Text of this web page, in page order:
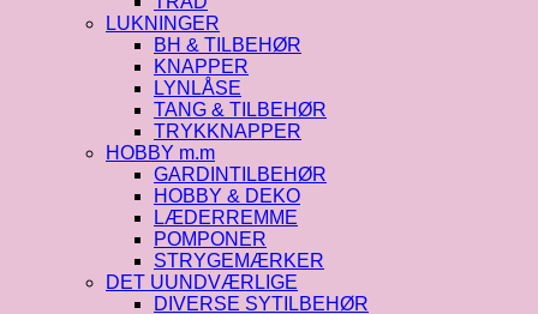
LUKNINGER
BH & TILBEHØR
KNAPPER
LYNLÅSE
TANG & TILBEHØR
TRYKKNAPPER
HOBBY m.m
GARDINTILBEHØR
HOBBY & DEKO
LÆDERREMME
POMPONER
STRYGEMÆRKER
DET UUNDVÆRLIGE
DIVERSE SYTILBEHØR